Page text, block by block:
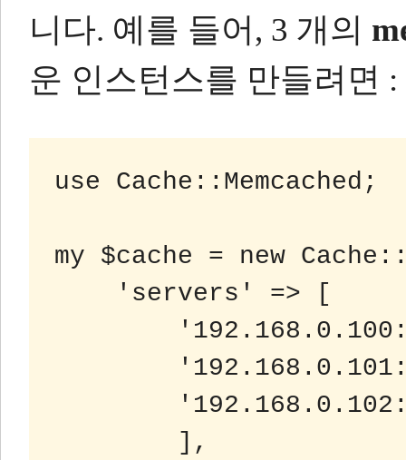
니다. 예를 들어, 3 개의
운 인스턴스를 만들려면 :
use Cache::Memcached;
my $cache = new